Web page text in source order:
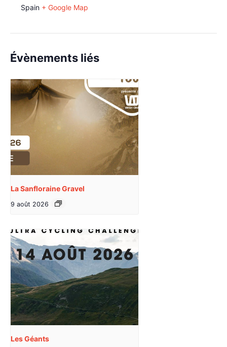
Spain + Google Map
Évènements liés
La Sanfloraine Gravel
9 août 2026
Les Géants